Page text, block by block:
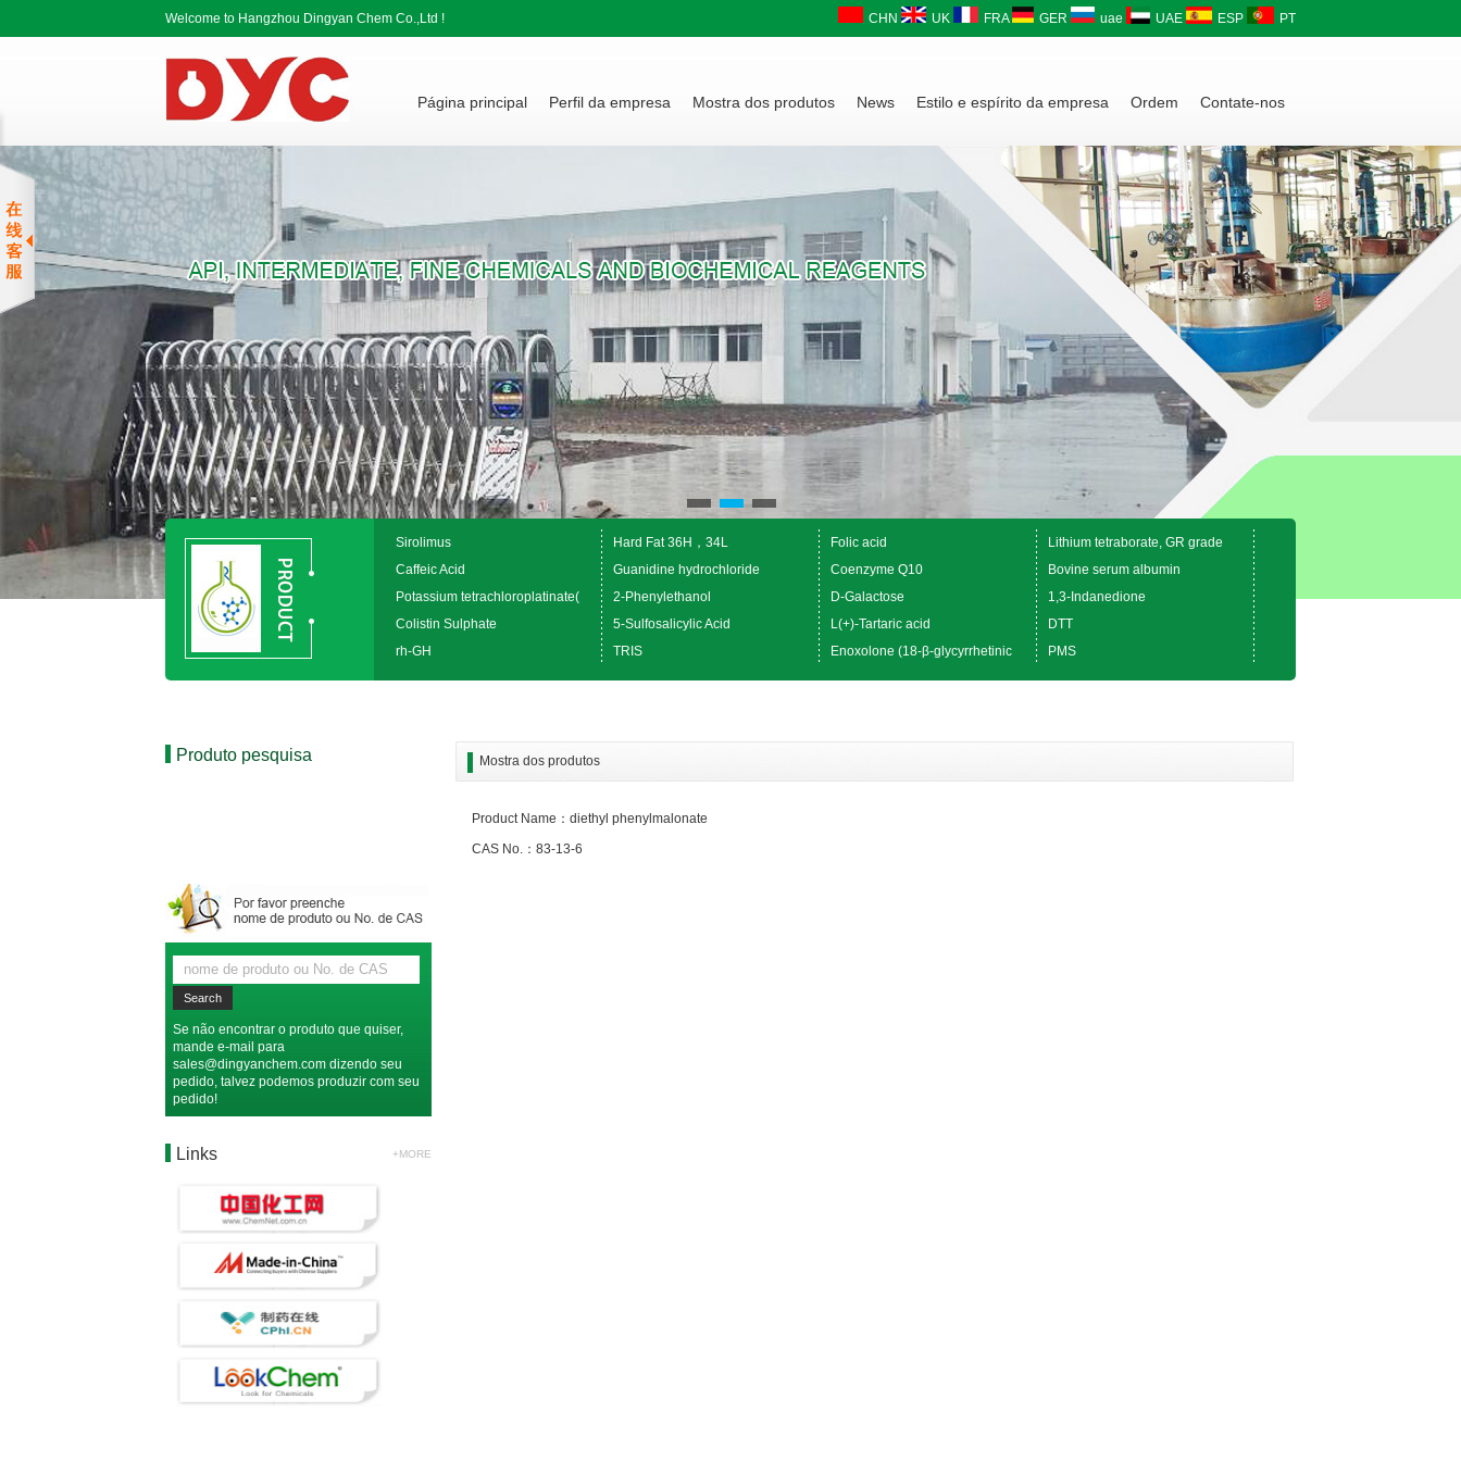
Welcome to Hangzhou Dingyan Chem Co.,Ltd ! CHN UK FRA GER uae UAE ESP PT
Página principal Perfil da empresa Mostra dos produtos News Estilo e espírito da empresa Ordem Contate-nos
Sirolimus Hard Fat 36H，34L Folic acid
Lithium tetraborate, GR grade
Caffeic Acid
Guanidine hydrochloride Coenzyme Q10
Bovine serum albumin
Potassium tetrachloroplatinate(
2-Phenylethanol D-Galactose
1,3-Indanedione
Colistin Sulphate
5-Sulfosalicylic Acid L(+)-Tartaric acid
DTT
rh-GH
TRIS Enoxolone (18-β-glycyrrhetinic PMS
Produto pesquisa
Se não encontrar o produto que quiser,
mande e-mail para
sales@dingyanchem.com dizendo seu
pedido, talvez podemos produzir com seu
pedido!
Links +MORE
Mostra dos produtos
Product Name：diethyl phenylmalonate
CAS No.：83-13-6